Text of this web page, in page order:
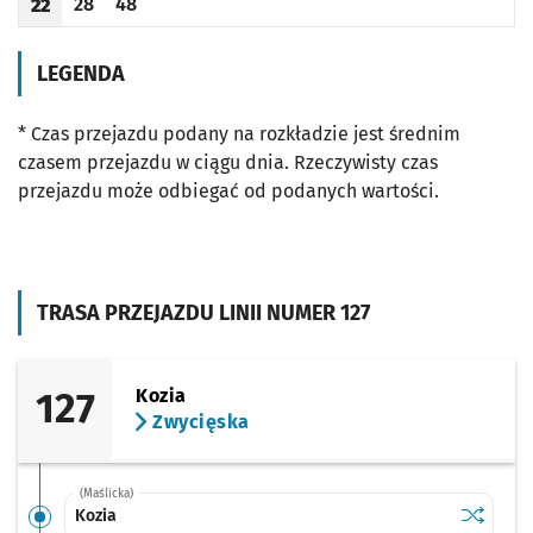
TRASA PRZEJAZDU LINII NUMER 127
127
Kozia
Zwycięska
(Maślicka)
Kozia Sprawdź
Kozia
Godzina odjazdu
22
Odjazd
minut po godzinie 22
Odjazd
minut po godzinie 22
LEGENDA
* Czas przejazdu podany na rozkładzie jest średnim
czasem przejazdu w ciągu dnia. Rzeczywisty czas
przejazdu może odbiegać od podanych wartości.